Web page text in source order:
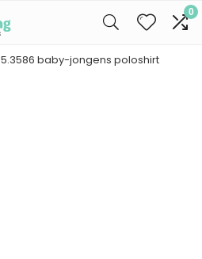
0
baby-jongens poloshirt